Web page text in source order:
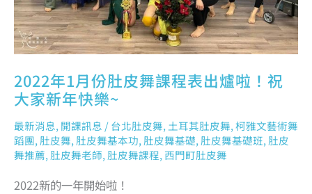
2022年1月份肚皮舞課程表出爐啦！祝
大家新年快樂~
最新消息, 開課訊息 /台北肚皮舞, 土耳其肚皮舞,柯雅文藝術舞
蹈團, 肚皮舞, 肚皮舞基本功, 肚皮舞基礎, 肚皮舞基礎班, 肚皮
舞推薦, 肚皮舞老師, 肚皮舞課程, 西門町肚皮舞
2022新的一年開始啦！
樂
~